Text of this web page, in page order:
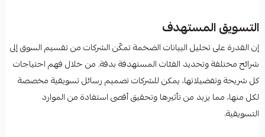
التسويق المستهدف
إن القدرة على تحليل البيانات الضخمة تمكّن الشركات من تقسيم السوق إلى
شرائح مختلفة وتحديد الفئات المستهدفة بدقة. من خلال فهم احتياجات
كل شريحة وتفضيلاتها، يمكن للشركات تصميم رسائل تسويقية مخصصة
لكل منها، مما يزيد من تأثيرها وتحقيق أقصى استفادة من الموارد
التسويقية.